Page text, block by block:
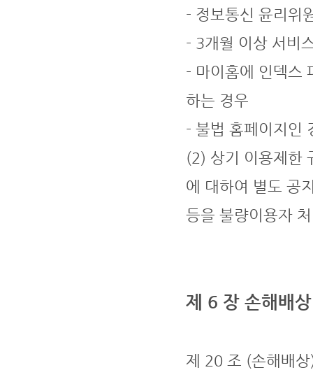
- 정보통신 윤리위
- 3개월 이상 서비
- 마이홈에 인덱스
하는 경우
- 불법 홈페이지인
(2) 상기 이용제한
에 대하여 별도 공
등을 불량이용자
제 6 장 손해배
제 20 조 (손해배